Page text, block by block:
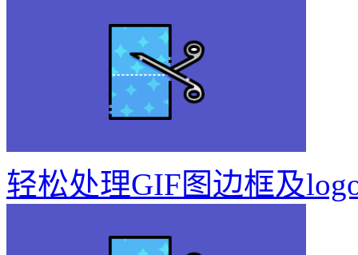
轻松处理GIF图边框及